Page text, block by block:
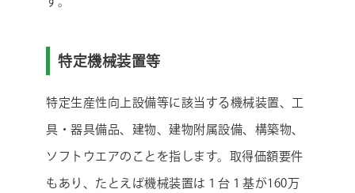
特定機械装置等
特定生産性向上設備等に該当する機械装置、工
具・器具備品、建物、建物附属設備、構築物、
ソフトウエアのことを指します。取得価額要件
もあり、たとえば機械装置は１台１基が160万